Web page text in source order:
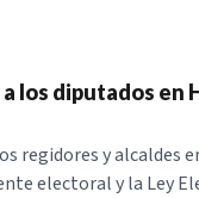
los diputados en
regidores y alcaldes
electoral y la Ley